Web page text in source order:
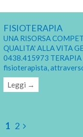
FISIOTERAPIA
UNA RISORSA
QUALITA' ALLA VITA
0438.415973 TERAPIA
fisioterapista,
Leggi →
1 2